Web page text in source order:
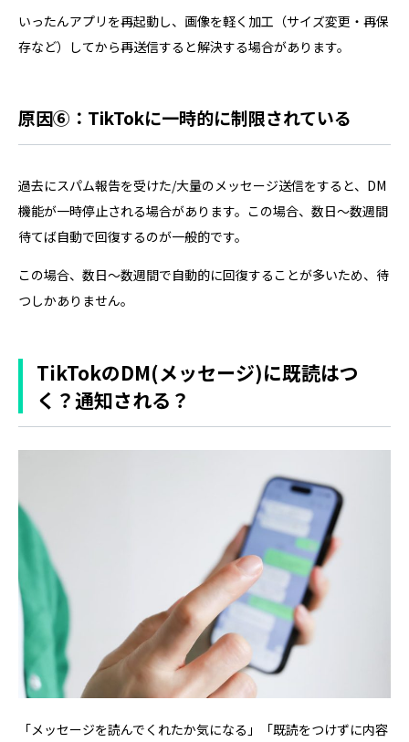
いったんアプリを再起動し、画像を軽く加工（サイズ変更・再保
存など）してから再送信すると解決する場合があります。
原因⑥：TikTokに一時的に制限されている
過去にスパム報告を受けた/大量のメッセージ送信をすると、DM
機能が一時停止される場合があります。この場合、数日～数週間
待てば自動で回復するのが一般的です。
この場合、数日～数週間で自動的に回復することが多いため、待
つしかありません。
TikTokのDM(メッセージ)に既読はつ
く？通知される？
「メッセージを読んでくれたか気になる」「既読をつけずに内容